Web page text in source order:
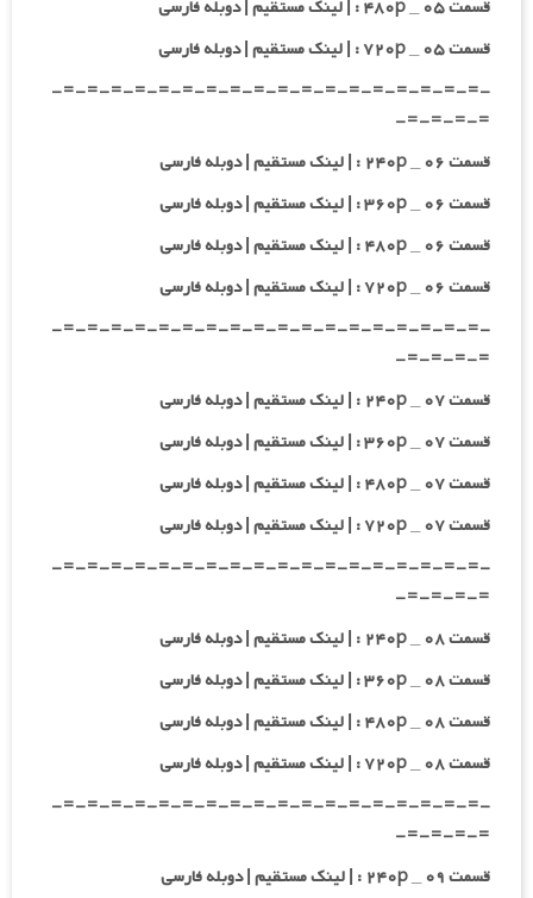
قسمت ۰۵ _ ۴۸۰p : | لینک مستقیم | دوبله فارسی
قسمت ۰۵ _ ۷۲۰p : | لینک مستقیم | دوبله فارسی
-=-=-=-=-=-=-=-=-=-=-=-=-=-=-=-=-=-=-
=-=-=-=-
قسمت ۰۶ _ ۲۴۰p : | لینک مستقیم | دوبله فارسی
قسمت ۰۶ _ ۳۶۰p : | لینک مستقیم | دوبله فارسی
قسمت ۰۶ _ ۴۸۰p : | لینک مستقیم | دوبله فارسی
قسمت ۰۶ _ ۷۲۰p : | لینک مستقیم | دوبله فارسی
-=-=-=-=-=-=-=-=-=-=-=-=-=-=-=-=-=-=-
=-=-=-=-
قسمت ۰۷ _ ۲۴۰p : | لینک مستقیم | دوبله فارسی
قسمت ۰۷ _ ۳۶۰p : | لینک مستقیم | دوبله فارسی
قسمت ۰۷ _ ۴۸۰p : | لینک مستقیم | دوبله فارسی
قسمت ۰۷ _ ۷۲۰p : | لینک مستقیم | دوبله فارسی
-=-=-=-=-=-=-=-=-=-=-=-=-=-=-=-=-=-=-
=-=-=-=-
قسمت ۰۸ _ ۲۴۰p : | لینک مستقیم | دوبله فارسی
قسمت ۰۸ _ ۳۶۰p : | لینک مستقیم | دوبله فارسی
قسمت ۰۸ _ ۴۸۰p : | لینک مستقیم | دوبله فارسی
قسمت ۰۸ _ ۷۲۰p : | لینک مستقیم | دوبله فارسی
-=-=-=-=-=-=-=-=-=-=-=-=-=-=-=-=-=-=-
=-=-=-=-
قسمت ۰۹ _ ۲۴۰p : | لینک مستقیم | دوبله فارسی